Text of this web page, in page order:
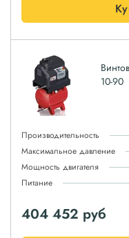
10-90
Производительность
Максимальное давление
Мощность двигателя
Питание
404 452 руб